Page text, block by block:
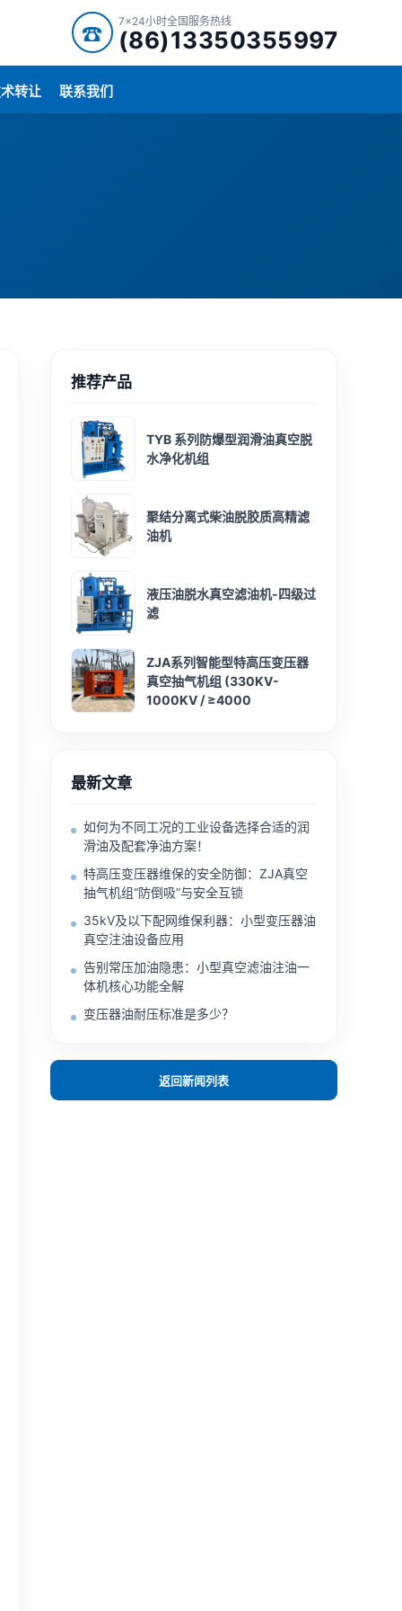
☎
7x24小时全国服务热线
(86)13350355997
转让 联系我们
推荐产品
TYB 系列防爆型润滑油真空脱
水净化机组
聚结分离式柴油脱胶质高精滤
油机
液压油脱水真空滤油机-四级过
滤
ZJA系列智能型特高压变压器
真空抽气机组 (330KV-
1000KV / ≥4000
最新文章
如何为不同工况的工业设备选择合适的润
滑油及配套净油方案！
特高压变压器维保的安全防御：ZJA真空
抽气机组“防倒吸”与安全互锁
35kV及以下配网维保利器：小型变压器油
真空注油设备应用
告别常压加油隐患：小型真空滤油注油一
体机核心功能全解
变压器油耐压标准是多少？
返回新闻列表